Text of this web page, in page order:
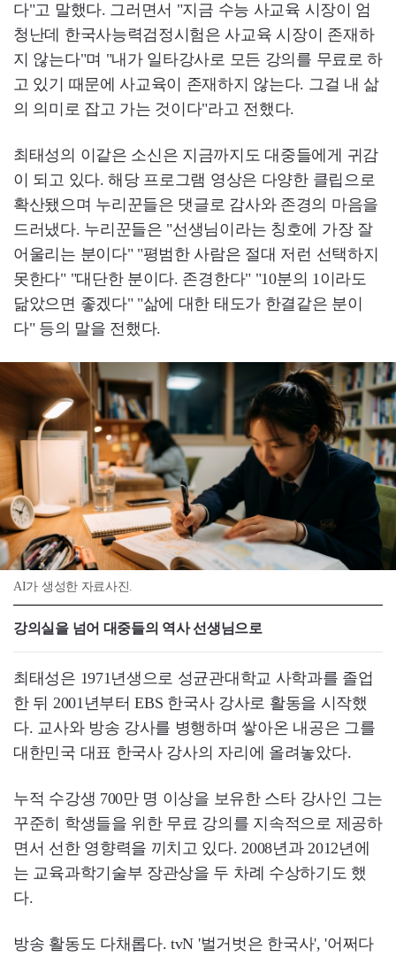
다"고 말했다. 그러면서 "지금 수능 사교육 시장이 엄
청난데 한국사능력검정시험은 사교육 시장이 존재하
지 않는다"며 "내가 일타강사로 모든 강의를 무료로 하
고 있기 때문에 사교육이 존재하지 않는다. 그걸 내 삶
의 의미로 잡고 가는 것이다"라고 전했다.
최태성의 이같은 소신은 지금까지도 대중들에게 귀감
이 되고 있다. 해당 프로그램 영상은 다양한 클립으로
확산됐으며 누리꾼들은 댓글로 감사와 존경의 마음을
드러냈다. 누리꾼들은 "선생님이라는 칭호에 가장 잘
어울리는 분이다" "평범한 사람은 절대 저런 선택하지
못한다" "대단한 분이다. 존경한다" "10분의 1이라도
닮았으면 좋겠다" "삶에 대한 태도가 한결같은 분이
다" 등의 말을 전했다.
AI가 생성한 자료사진.
강의실을 넘어 대중들의 역사 선생님으로
최태성은 1971년생으로 성균관대학교 사학과를 졸업
한 뒤 2001년부터 EBS 한국사 강사로 활동을 시작했
다. 교사와 방송 강사를 병행하며 쌓아온 내공은 그를
대한민국 대표 한국사 강사의 자리에 올려놓았다.
누적 수강생 700만 명 이상을 보유한 스타 강사인 그는
꾸준히 학생들을 위한 무료 강의를 지속적으로 제공하
면서 선한 영향력을 끼치고 있다. 2008년과 2012년에
는 교육과학기술부 장관상을 두 차례 수상하기도 했
다.
방송 활동도 다채롭다. tvN '벌거벗은 한국사', '어쩌다